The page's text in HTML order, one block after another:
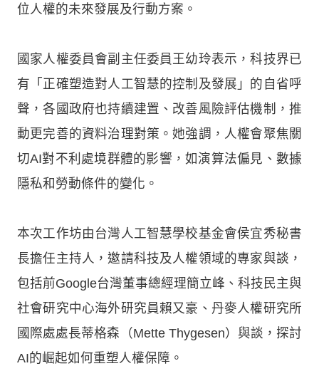
位人權的未來發展及行動方案。
國家人權委員會副主任委員王幼玲表示，科技界已
有「正確塑造對人工智慧的控制及發展」的自省呼
聲，各國政府也持續建置、改善風險評估機制，推
動更完善的資料治理對策。她強調，人權會聚焦關
切AI對不利處境群體的影響，如演算法偏見、數據
隱私和勞動條件的變化。
本次工作坊由台灣人工智慧學校基金會侯宜秀秘書
長擔任主持人，邀請科技及人權領域的專家與談，
包括前Google台灣董事總經理簡立峰、科技民主與
社會研究中心海外研究員賴又豪、丹麥人權研究所
國際處處長蒂格森（Mette Thygesen）與談，探討
AI的崛起如何重塑人權保障。